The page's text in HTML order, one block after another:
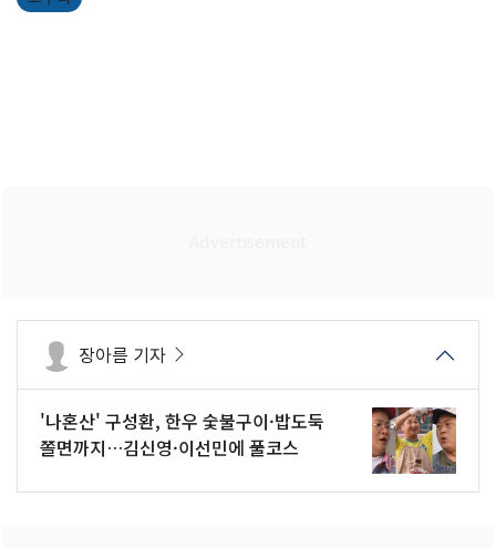
장아름 기자
'나혼산' 구성환, 한우 숯불구이·밥도둑
쫄면까지…김신영·이선민에 풀코스